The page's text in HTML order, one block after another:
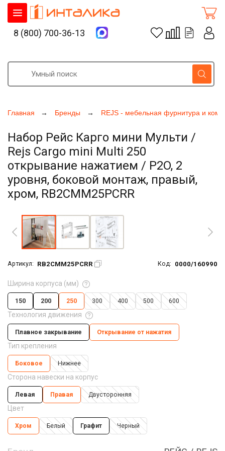
Главная Бренды REJS - мебельная фурнитура и
Набор Рейс Карго мини Мульти /
Rejs Cargo mini Multi 250
открывание нажатием / P2O, 2
уровня, боковой монтаж, правый,
хром, RB2CMM25PCRR
Артикул: RB2CMM25PCRR Код: 0000/160990
Ширина корпуса (мм)
150 200 250 300 400 500 600
Технология движения
Плавное закрывание Открывание от нажатия
Тип крепления
Боковое Нижнее
Сторона навески на корпус
Левая Правая Двусторонняя
Цвет
Хром Белый Графит Черный
8 (800) 700-36-13